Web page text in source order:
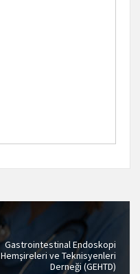
Gastrointestinal Endoskopi
Hemşireleri ve Teknisyenleri
Derneği (GEHTD)